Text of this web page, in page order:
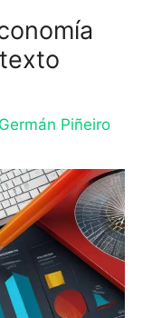
Germán Piñeiro